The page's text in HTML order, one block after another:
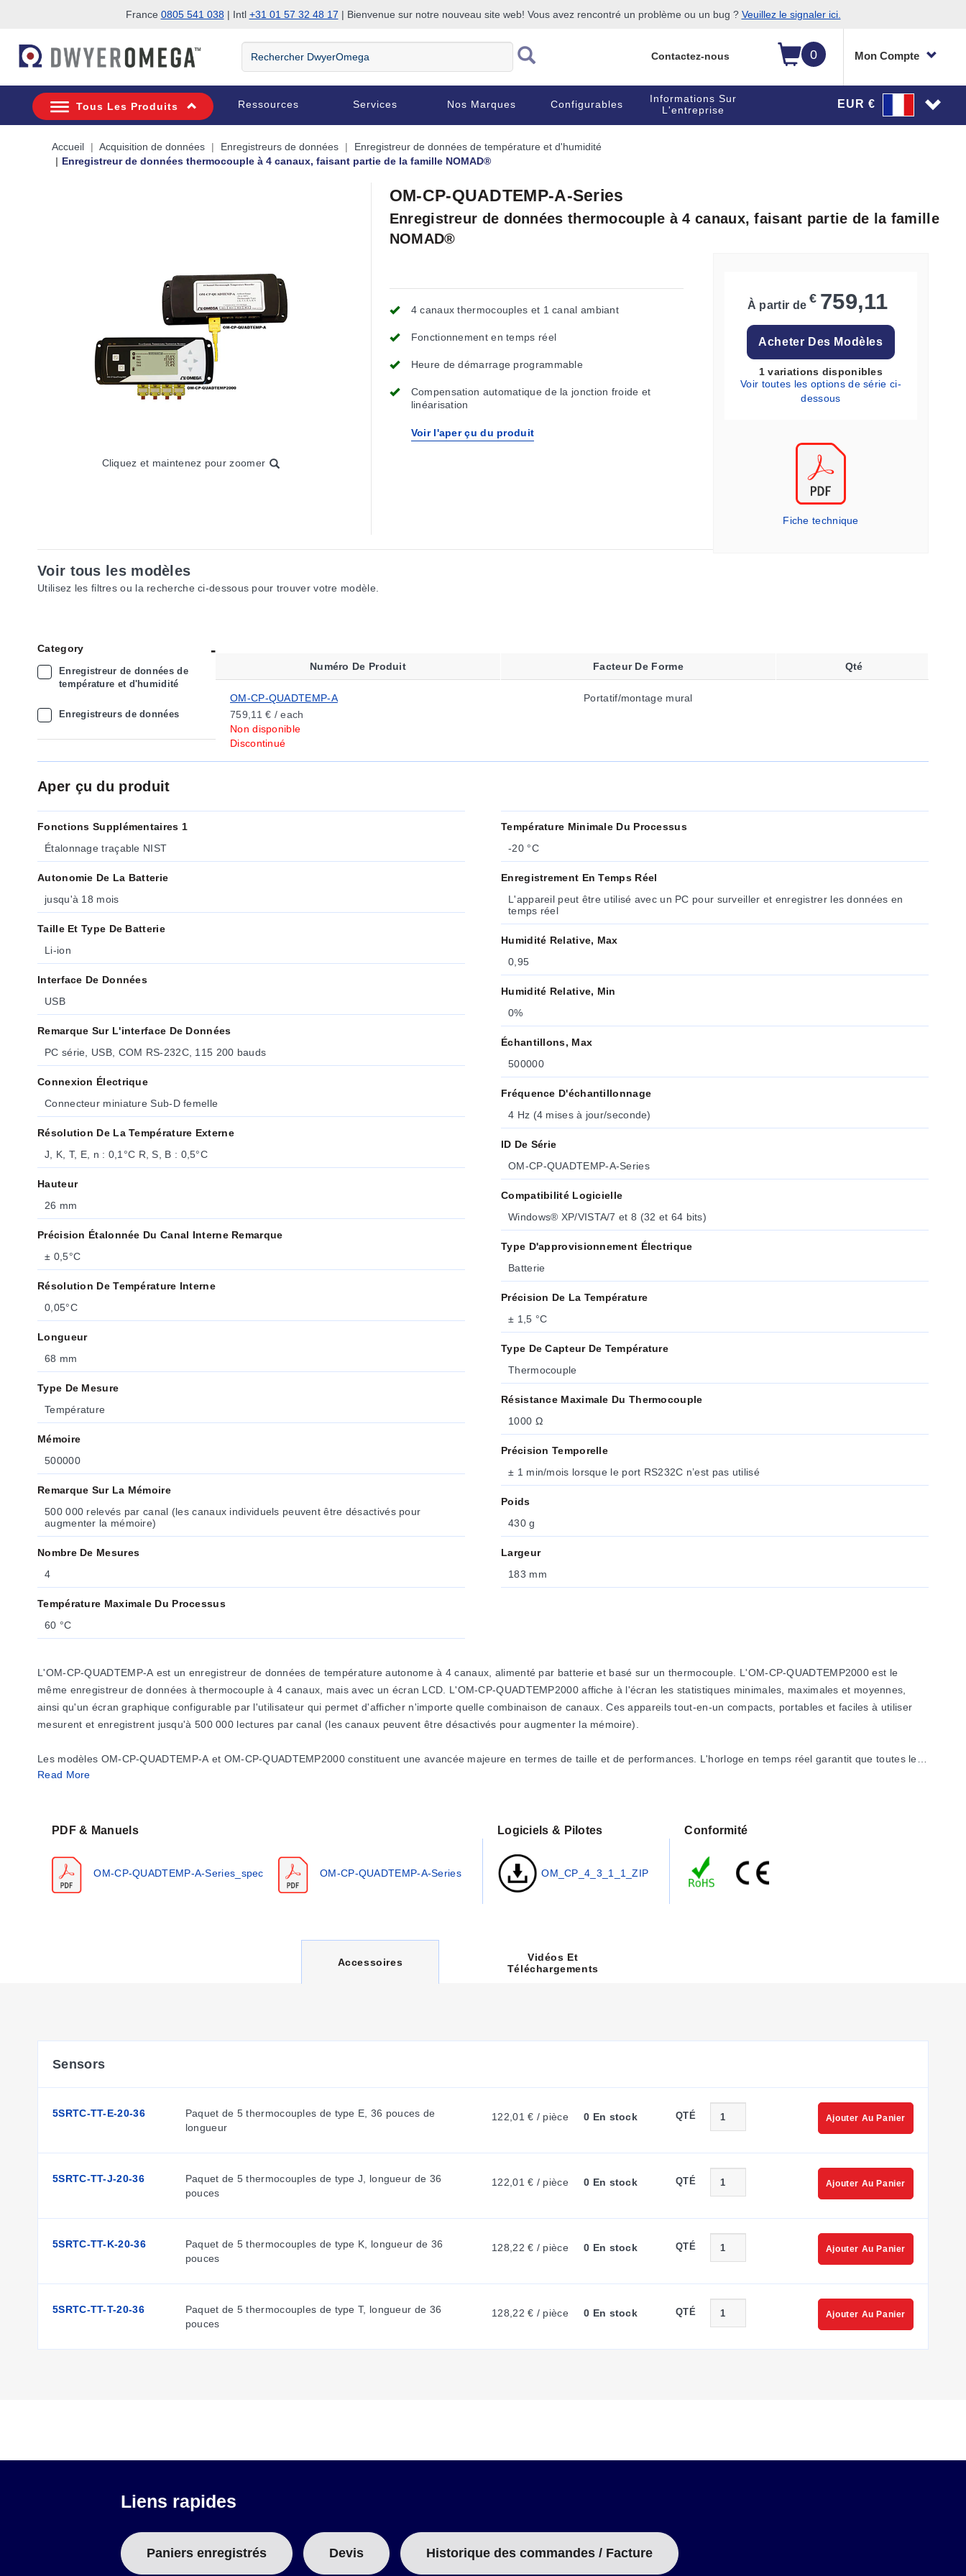
France 0805 541 038| Intl +31 01 57 32 48 17 | Bienvenue sur notre nouveau site web! Vous avez rencontré un problème ou un bug ? Veuillez le signaler ici.
0 Mon Compte
Rechercher
DwyerOmega
Contactez-nous
Tous Les Produits Ressources Services Nos Marques Configurables
Informations Sur
L'entreprise
EUR €
Accueil Acquisition de données Enregistreurs de données
Enregistreur de données de température et d'humidité
Enregistreur de données thermocouple à 4 canaux, faisant partie de la famille NOMAD®
Cliquez et maintenez pour zoomer
OM-CP-QUADTEMP-A-Series
Enregistreur de données thermocouple à 4 canaux, faisant partie de la famille
NOMAD®
4 canaux thermocouples et 1 canal ambiant
Fonctionnement en temps réel
Heure de démarrage programmable
Compensation automatique de la jonction froide et
linéarisation
Voir l'aper çu du produit
À partir de € 759,11
Acheter Des Modèles
1 variations disponibles
Voir toutes les options de série ci-
dessous
Fiche technique
Voir tous les modèles
Utilisez les filtres ou la recherche ci-dessous pour trouver votre modèle.
Category
Enregistreur de données de
température et d'humidité
Enregistreurs de données
Numéro De Produit Facteur De Forme Qté
OM-CP-QUADTEMP-A
759,11 € / each
Non disponible
Discontinué
Portatif/montage mural
Aper çu du produit
Fonctions Supplémentaires 1
Étalonnage traçable NIST
Autonomie De La Batterie
jusqu'à 18 mois
Taille Et Type De Batterie
Li-ion
Interface De Données
USB
Remarque Sur L'interface De Données
PC série, USB, COM RS-232C, 115 200 bauds
Connexion Électrique
Connecteur miniature Sub-D femelle
Résolution De La Température Externe
J, K, T, E, n : 0,1°C R, S, B : 0,5°C
Hauteur
26 mm
Précision Étalonnée Du Canal Interne Remarque
± 0,5°C
Résolution De Température Interne
0,05°C
Longueur
68 mm
Type De Mesure
Température
Mémoire
500000
Remarque Sur La Mémoire
500 000 relevés par canal (les canaux individuels peuvent être désactivés pour
augmenter la mémoire)
Nombre De Mesures
4
Température Maximale Du Processus
60 °C
Température Minimale Du Processus
-20 °C
Enregistrement En Temps Réel
L'appareil peut être utilisé avec un PC pour surveiller et enregistrer les données en
temps réel
Humidité Relative, Max
0,95
Humidité Relative, Min
0%
Échantillons, Max
500000
Fréquence D'échantillonnage
4 Hz (4 mises à jour/seconde)
ID De Série
OM-CP-QUADTEMP-A-Series
Compatibilité Logicielle
Windows® XP/VISTA/7 et 8 (32 et 64 bits)
Type D'approvisionnement Électrique
Batterie
Précision De La Température
± 1,5 °C
Type De Capteur De Température
Thermocouple
Résistance Maximale Du Thermocouple
1000 Ω
Précision Temporelle
± 1 min/mois lorsque le port RS232C n’est pas utilisé
Poids
430 g
Largeur
183 mm
L'OM-CP-QUADTEMP-A est un enregistreur de données de température autonome à 4 canaux, alimenté par batterie et basé sur un thermocouple. L'OM-CP-QUADTEMP2000 est le
même enregistreur de données à thermocouple à 4 canaux, mais avec un écran LCD. L'OM-CP-QUADTEMP2000 affiche à l'écran les statistiques minimales, maximales et moyennes,
ainsi qu'un écran graphique configurable par l'utilisateur qui permet d'afficher n'importe quelle combinaison de canaux. Ces appareils tout-en-un compacts, portables et faciles à utiliser
mesurent et enregistrent jusqu'à 500 000 lectures par canal (les canaux peuvent être désactivés pour augmenter la mémoire).
Les modèles OM-CP-QUADTEMP-A et OM-CP-QUADTEMP2000 constituent une avancée majeure en termes de taille et de performances. L'horloge en temps réel garantit que toutes les
données sont horodatées. Le support de stockage est une mémoire à semi-conducteurs non volatile, offrant une sécurité maximale des données même en cas de décharge de la batterie.
La récupération des données est simple. Il suffit de le brancher sur un port COM disponible et le logiciel Windows® facile à utiliser se charge du reste. Le logiciel transforme votre PC en
Microsoft Excel.
Read More
PDF & Manuels
OM-CP-QUADTEMP-A-Series_spec OM-CP-QUADTEMP-A-Series
Logiciels & Pilotes
OM_CP_4_3_1_1_ZIP
Conformité
C
R
N
T
A
B
Accessoires
Vidéos Et
Téléchargements
Sensors
5SRTC-TT-E-20-36
Paquet de 5 thermocouples de type E, 36 pouces de
longueur
122,01 € / pièce 0 En stock QTÉ Ajouter Au Panier
5SRTC-TT-J-20-36
Paquet de 5 thermocouples de type J, longueur de 36
pouces
122,01 € / pièce 0 En stock QTÉ Ajouter Au Panier
5SRTC-TT-K-20-36
Paquet de 5 thermocouples de type K, longueur de 36
pouces
128,22 € / pièce 0 En stock QTÉ Ajouter Au Panier
5SRTC-TT-T-20-36
Paquet de 5 thermocouples de type T, longueur de 36
pouces
128,22 € / pièce 0 En stock QTÉ Ajouter Au Panier
Liens rapides
Paniers enregistrés Devis Historique des commandes / Facture